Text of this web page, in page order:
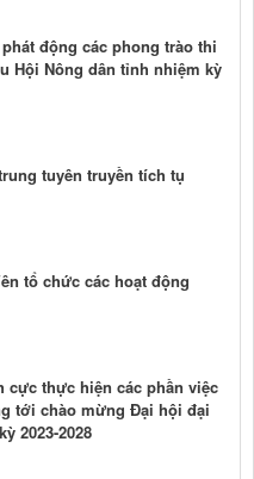
động các phong trào thi
Hội Nông dân tỉnh nhiệm kỳ
tuyên truyền tích tụ
tổ chức các hoạt động
cực thực hiện các phần việc
tới chào mừng Đại hội đại
2023-2028